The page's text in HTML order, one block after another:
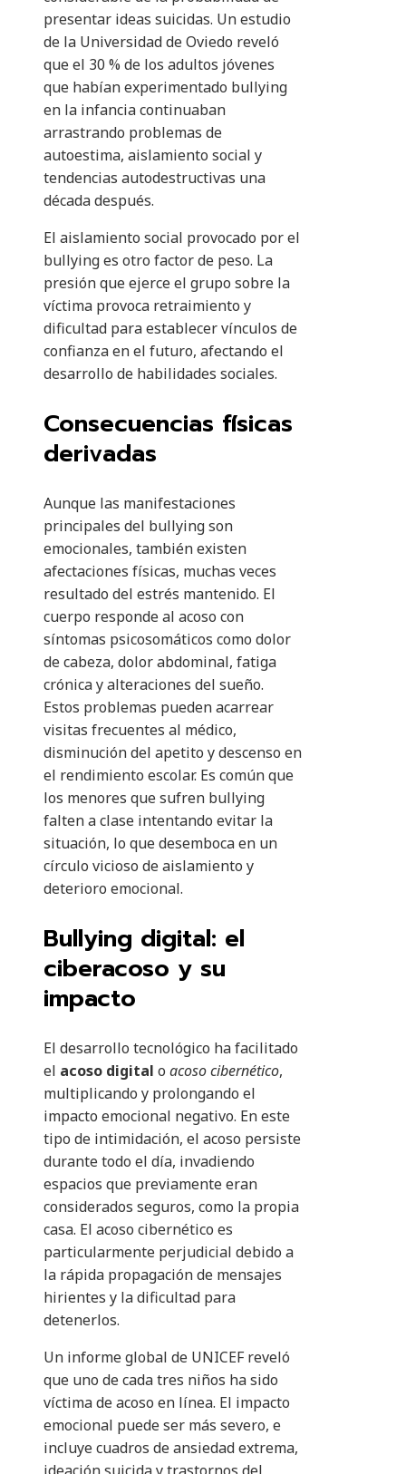
presentar ideas suicidas. Un estudio
de la Universidad de Oviedo reveló
que el 30 % de los adultos jóvenes
que habían experimentado bullying
en la infancia continuaban
arrastrando problemas de
autoestima, aislamiento social y
tendencias autodestructivas una
década después.
El aislamiento social provocado por el
bullying es otro factor de peso. La
presión que ejerce el grupo sobre la
víctima provoca retraimiento y
dificultad para establecer vínculos de
confianza en el futuro, afectando el
desarrollo de habilidades sociales.
Consecuencias físicas
derivadas
Aunque las manifestaciones
principales del bullying son
emocionales, también existen
afectaciones físicas, muchas veces
resultado del estrés mantenido. El
cuerpo responde al acoso con
síntomas psicosomáticos como dolor
de cabeza, dolor abdominal, fatiga
crónica y alteraciones del sueño.
Estos problemas pueden acarrear
visitas frecuentes al médico,
disminución del apetito y descenso en
el rendimiento escolar. Es común que
los menores que sufren bullying
falten a clase intentando evitar la
situación, lo que desemboca en un
círculo vicioso de aislamiento y
deterioro emocional.
Bullying digital: el
ciberacoso y su
impacto
El desarrollo tecnológico ha facilitado
el acoso digital o acoso cibernético,
multiplicando y prolongando el
impacto emocional negativo. En este
tipo de intimidación, el acoso persiste
durante todo el día, invadiendo
espacios que previamente eran
considerados seguros, como la propia
casa. El acoso cibernético es
particularmente perjudicial debido a
la rápida propagación de mensajes
hirientes y la dificultad para
detenerlos.
Un informe global de UNICEF reveló
que uno de cada tres niños ha sido
víctima de acoso en línea. El impacto
emocional puede ser más severo, e
incluye cuadros de ansiedad extrema,